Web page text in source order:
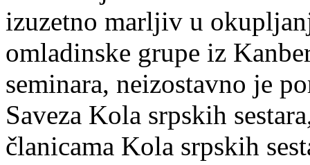
izuzetno marljiv u
omladinske grupe iz
seminara, neizostavno je
Saveza Kola srpskih
članicama Kola srpskih